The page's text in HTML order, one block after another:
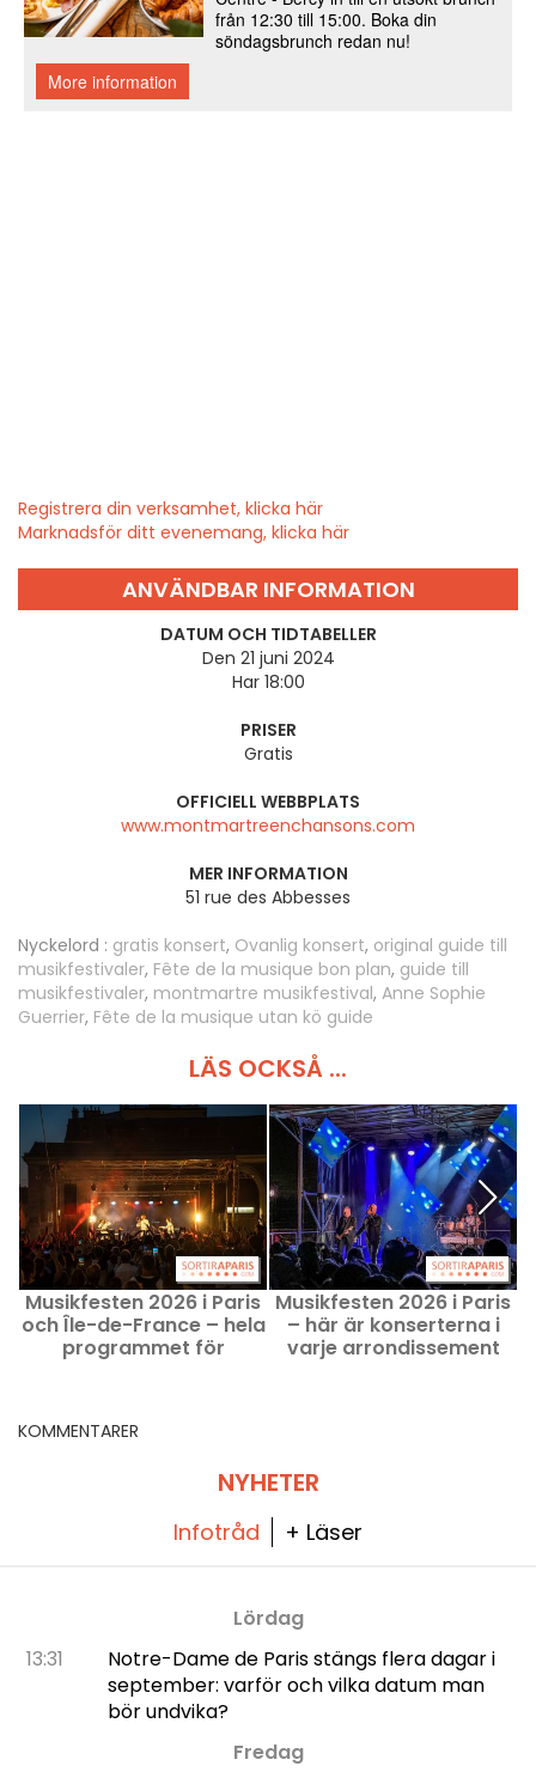
Registrera din verksamhet, klicka här
Marknadsför ditt evenemang, klicka här
ANVÄNDBAR INFORMATION
DATUM OCH TIDTABELLER
Den 21 juni 2024
Har 18:00
PRISER
Gratis
OFFICIELL WEBBPLATS
www.montmartreenchansons.com
MER INFORMATION
51 rue des Abbesses
Nyckelord : gratis konsert, Ovanlig konsert, original guide till
musikfestivaler, Fête de la musique bon plan, guide till
musikfestivaler, montmartre musikfestival, Anne Sophie
Guerrier, Fête de la musique utan kö guide
LÄS OCKSÅ ...
Musikfesten 2026 i Paris
och Île-de-France – hela
programmet för
Musikfesten 2026 i Paris
– här är konserterna i
varje arrondissement
KOMMENTARER
NYHETER
Infotråd + Läser
Lördag
13:31
Notre-Dame de Paris stängs flera dagar i
september: varför och vilka datum man
bör undvika?
Fredag